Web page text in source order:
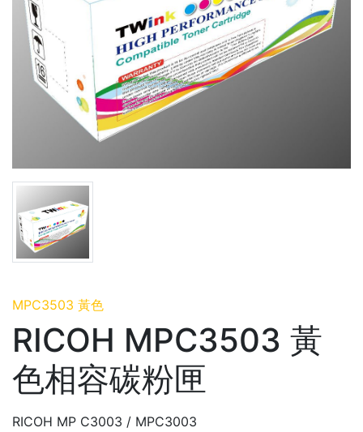
MPC3503 黃色
RICOH MPC3503 黃
色相容碳粉匣
RICOH MP C3003 / MPC3003